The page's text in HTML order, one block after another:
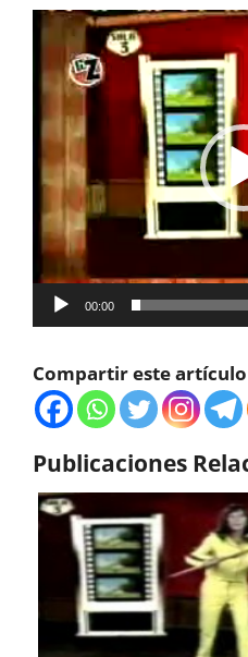
Reproductor
vídeo
00:00
Compartir este artículo
Publicaciones